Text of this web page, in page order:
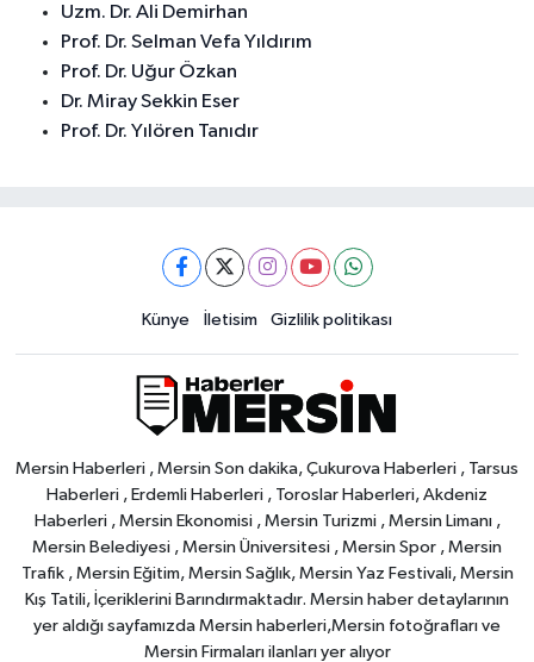
Uzm. Dr. Ali Demirhan
Prof. Dr. Selman Vefa Yıldırım
Prof. Dr. Uğur Özkan
Dr. Miray Sekkin Eser
Prof. Dr. Yılören Tanıdır
Künye İletisim Gizlilik politikası
Mersin Haberleri , Mersin Son dakika, Çukurova Haberleri , Tarsus
Haberleri , Erdemli Haberleri , Toroslar Haberleri, Akdeniz
Haberleri , Mersin Ekonomisi , Mersin Turizmi , Mersin Limanı ,
Mersin Belediyesi , Mersin Üniversitesi , Mersin Spor , Mersin
Trafik , Mersin Eğitim, Mersin Sağlık, Mersin Yaz Festivali, Mersin
Kış Tatili, İçeriklerini Barındırmaktadır. Mersin haber detaylarının
yer aldığı sayfamızda Mersin haberleri,Mersin fotoğrafları ve
Mersin Firmaları ilanları yer alıyor